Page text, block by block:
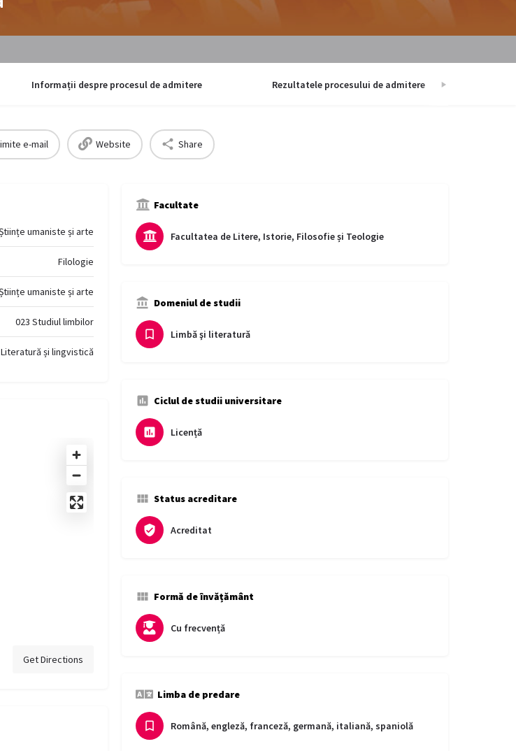
Informații despre procesul de admitere Rezultatele procesului de admitere
e-mail Website Share
umaniste și arte
Filologie
umaniste și arte
023 Studiul limbilor
și lingvistică
Get Directions
Facultate
Facultatea de Litere, Istorie, Filosofie și Teologie
Domeniul de studii
Limbă şi literatură
Ciclul de studii universitare
Licență
Status acreditare
Acreditat
Formă de învățământ
Cu frecvență
Limba de predare
Română, engleză, franceză, germană, italiană, spaniolă